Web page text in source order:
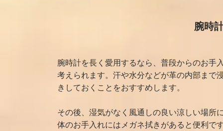
腕時
腕時計を長く愛用するなら、普段からのお手
考えられます。汗や水分などが革の内部まで
きしておくことをおすすめします。
その後、湿気がなく風通しの良い涼しい場所
体のお手入れにはメガネ拭きがあると便利で